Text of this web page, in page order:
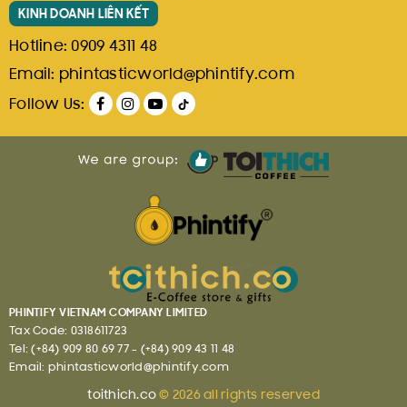
- Tính năng kháng khuẩn được BẢO LƯU ĐẾN 30 LẦN GIẶT. sau
đó được sử dụng như khẩu trang vải bình thường.
(**)Giấy chứng nhận kiểm định - tiêu chuẩn chất lượng được
cung cấp bởi nhà sản xuất Công ty TNHH sản xuất - thương mại
may mặc Hòa Phát.
Giao hàng COD toàn quốc.
Tư vấn sản phẩm, dịch vụ 24/7 tại Hotline/Zalo/Fanpage.
Hỗ trợ đổi trả sản phẩm lỗi/hư hỏng/trày xước trong vòng
Gửi hàng quốc tế E-packet với giá siêu tiết kiệm, an toàn
và nhanh chóng.
Liên hệ hợp tác: 090 6762 955
KINH DOANH LIÊN KẾT
Hotline: 0909 4311 48
Email: phintasticworld@phintify.com
Follow Us:
PHINTIFY VIETNAM COMPANY LIMITED
Tax Code: 0318611723
Tel: (+84) 909 80 69 77 - (+84) 909 43 11 48
Email: phintasticworld@phintify.com
toithich.co © 2026 all rights reserved